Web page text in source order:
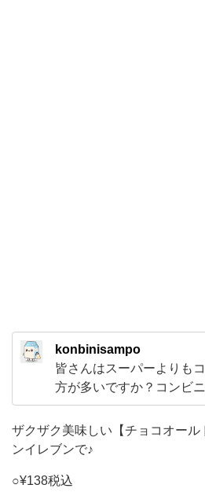
ブ
ン
ド
ー
ナ
ツ
konbinisampo
皆さんはスーパーよりも
方が多いですか？コンビ
買ってよかった商品を中
いと思います。 地域によ
がありますよね。セブン
ン、デイリーヤマザキな
ザクザク美味しい【チョコオー
ンイレブンで♪
○¥138税込